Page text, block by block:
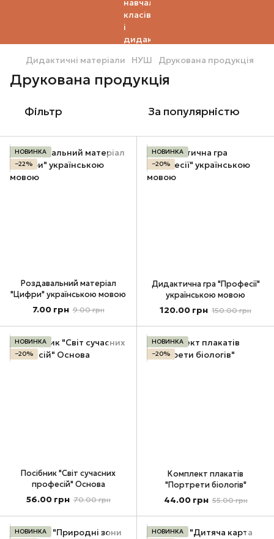
Дидактичні матеріали НУШ Друкована продукція
Друкована продукція
Фільтр За популярністю
НОВИНКА
−22%
Роздавальний матеріал
"Цифри" українською мовою
7.00 грн 9.00 грн
НОВИНКА
−20%
Дидактична гра "Професії"
українською мовою
120.00 грн 150.00 грн
НОВИНКА
−20%
Посібник "Світ сучасних
професій" Основа
56.00 грн 70.00 грн
НОВИНКА
−20%
Комплект плакатів
"Портрети біологів"
44.00 грн 55.00 грн
НОВИНКА
НОВИНКА